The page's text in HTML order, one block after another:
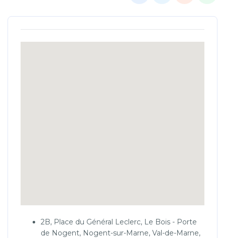
2B, Place du Général Leclerc, Le Bois - Porte
de Nogent, Nogent-sur-Marne, Val-de-Marne,